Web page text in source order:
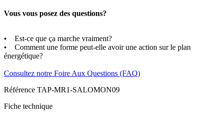
Vous vous posez des questions?
• Est-ce que ça marche vraiment?
• Comment une forme peut-elle avoir une action sur le plan
énergétique?
Consultez notre Foire Aux Questions (FAQ)
Référence TAP-MR1-SALOMON09
Fiche technique